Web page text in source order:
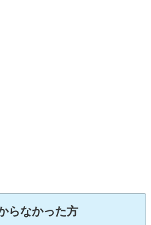
らなかった方